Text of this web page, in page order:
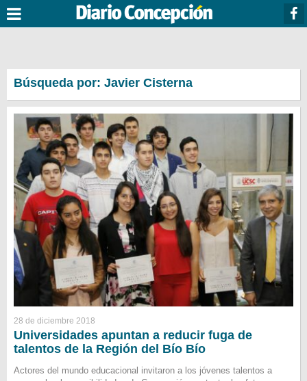
Búsqueda por: Javier Cisterna
28 de diciembre 2018
Universidades apuntan a reducir fuga de
talentos de la Región del Bío Bío
Actores del mundo educacional invitaron a los jóvenes talentos a